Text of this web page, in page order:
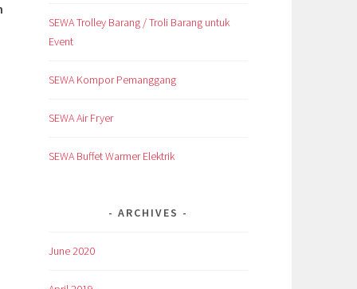
SEWA Trolley Barang / Troli Barang untuk
Event
SEWA Kompor Pemanggang
SEWA Air Fryer
SEWA Buffet Warmer Elektrik
ARCHIVES
June 2020